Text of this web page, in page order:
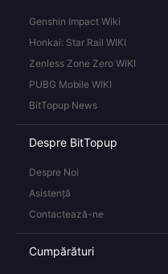
Genshin Impact Wiki
Honkai: Star Rail WIKI
Zenless Zone Zero WIKI
PUBG Mobile WIKI
BitTopup News
Despre BitTopup
Despre Noi
Asistență
Contactează-ne
Cumpărături